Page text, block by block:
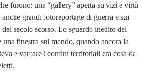
furono: una “gallery” aperta su vizi e virtù
anche grandi fotoreportage di guerra e sui
secolo scorso. Lo sguardo inedito del
una finestra sul mondo, quando ancora la
e varcare i confini territoriali era cosa da